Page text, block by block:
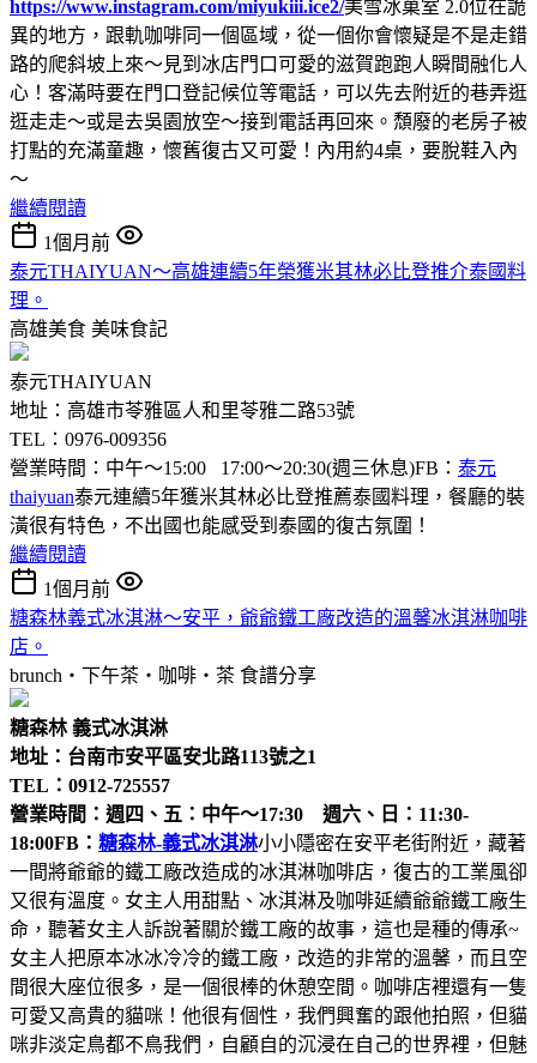
https://www.instagram.com/miyukiii.ice2/美雪冰菓室 2.0位在詭
異的地方，跟軌咖啡同一個區域，從一個你會懷疑是不是走錯
路的爬斜坡上來～見到冰店門口可愛的滋賀跑跑人瞬間融化人
心！客滿時要在門口登記候位等電話，可以先去附近的巷弄逛
逛走走～或是去吳園放空～接到電話再回來。頹廢的老房子被
打點的充滿童趣，懷舊復古又可愛！內用約4桌，要脫鞋入內
～
繼續閱讀
1個月前
泰元THAIYUAN～高雄連續5年榮獲米其林必比登推介泰國料
理。
高雄美食 美味食記
泰元THAIYUAN
地址：高雄市苓雅區人和里苓雅二路53號
TEL：0976-009356
營業時間：中午～15:00 17:00～20:30(週三休息)FB： 泰元
thaiyuan泰元連續5年獲米其林必比登推薦泰國料理，餐廳的裝
潢很有特色，不出國也能感受到泰國的復古氛圍！
繼續閱讀
1個月前
糖森林義式冰淇淋～安平，爺爺鐵工廠改造的溫馨冰淇淋咖啡
店。
brunch‧下午茶‧咖啡‧茶 食譜分享
糖森林 義式冰淇淋
地址：台南市安平區安北路113號之1
TEL：0912-725557
營業時間：週四、五：中午～17:30 週六、日：11:30-
18:00FB： 糖森林-義式冰淇淋小小隱密在安平老街附近，藏著
一間將爺爺的鐵工廠改造成的冰淇淋咖啡店，復古的工業風卻
又很有溫度。女主人用甜點、冰淇淋及咖啡延續爺爺鐵工廠生
命，聽著女主人訴說著關於鐵工廠的故事，這也是種的傳承~
女主人把原本冰冰冷冷的鐵工廠，改造的非常的溫馨，而且空
間很大座位很多，是一個很棒的休憩空間。咖啡店裡還有一隻
可愛又高貴的貓咪！他很有個性，我們興奮的跟他拍照，但貓
咪非淡定鳥都不鳥我們，自顧自的沉浸在自己的世界裡，但魅